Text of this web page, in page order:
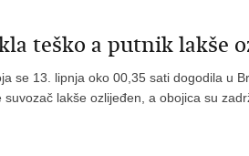
teško a putnik lakše
se 13. lipnja oko 00,35 sati dogodila u
lakše ozlijeđen, a obojica su